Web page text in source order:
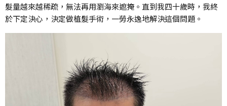
髮量越來越稀疏，無法再用瀏海來遮掩。直到我四十歲時，我終
於下定決心，決定做植髮手術，一勞永逸地解決這個問題。